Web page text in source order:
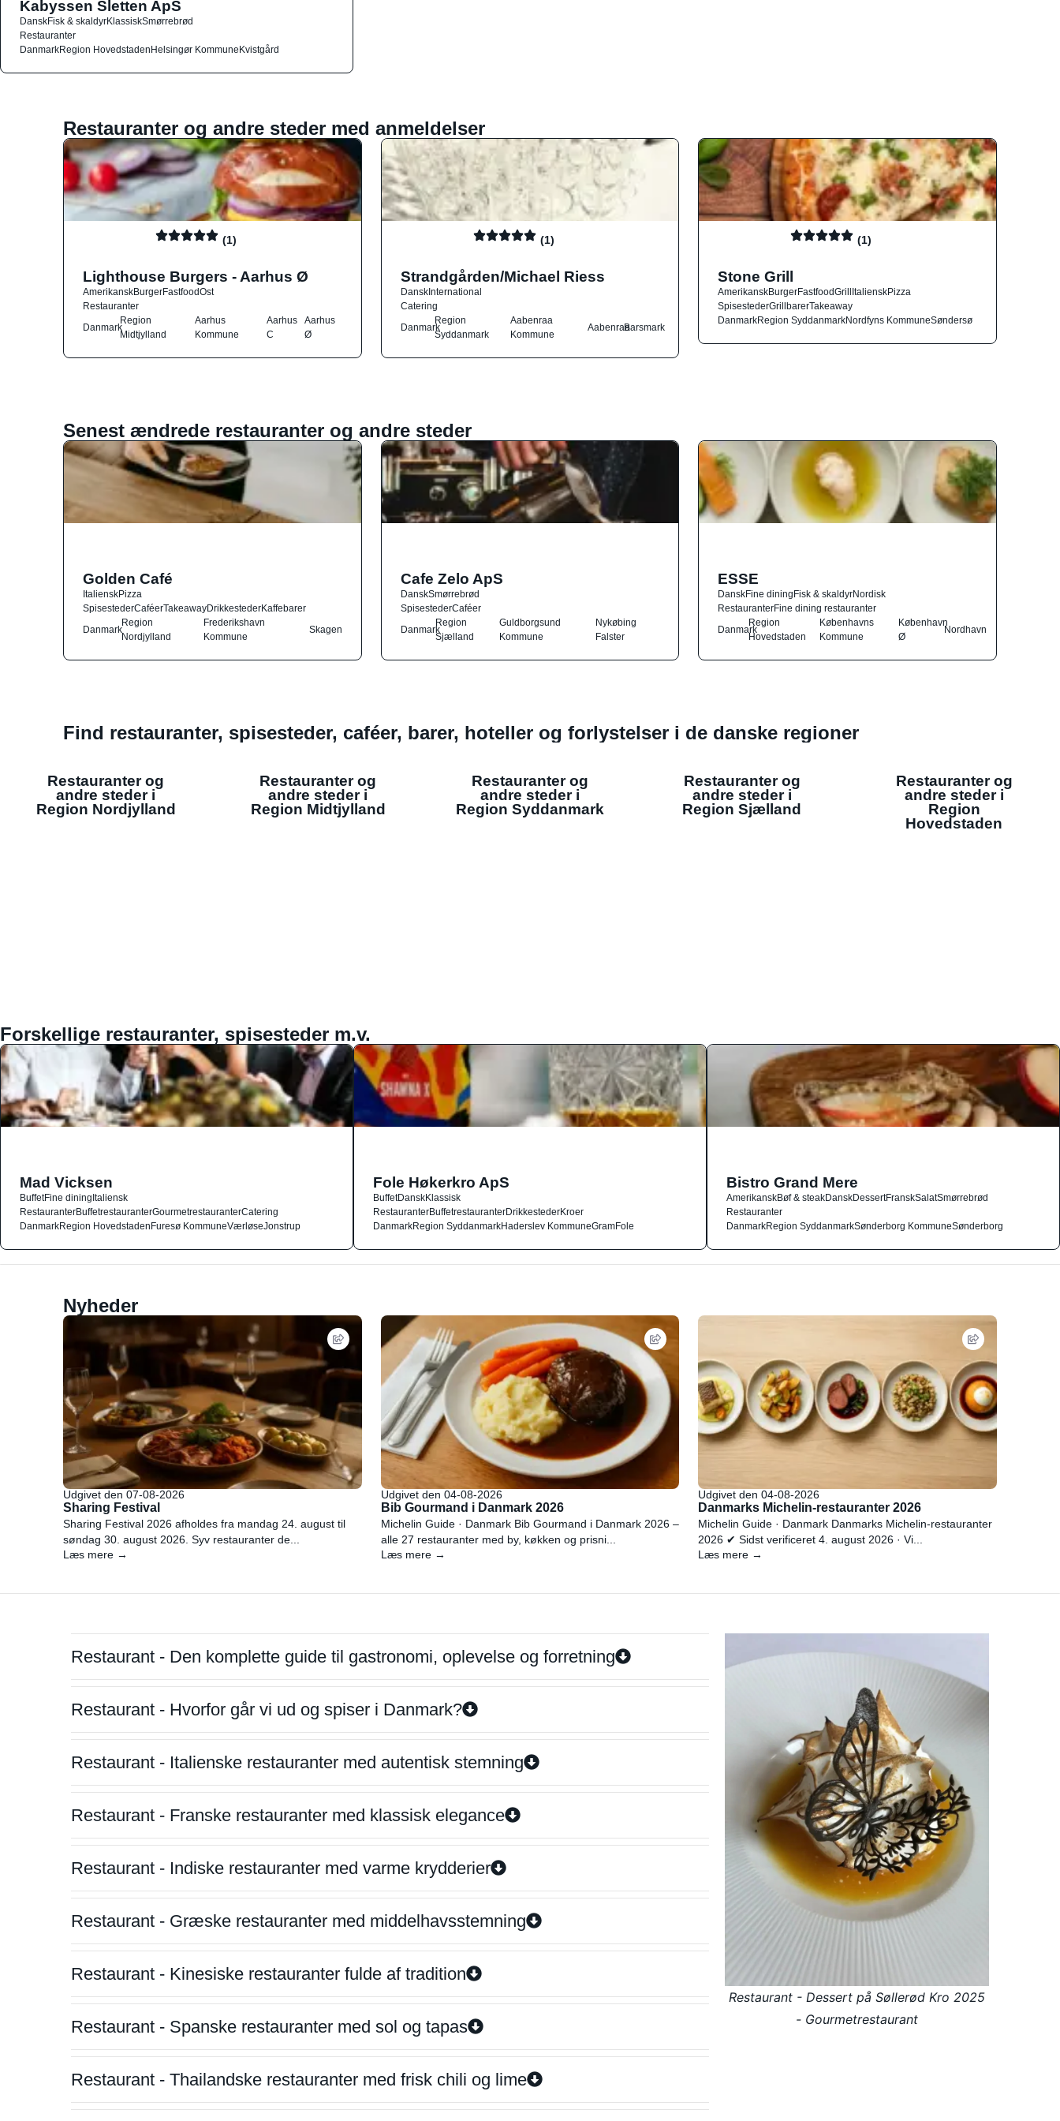
Kabyssen Sletten ApS
DanskFisk & skaldyrKlassiskSmørrebrød
Restauranter
DanmarkRegion HovedstadenHelsingør KommuneKvistgård
Restauranter og andre steder med anmeldelser
(1)
Lighthouse Burgers - Aarhus Ø
AmerikanskBurgerFastfoodOst
Restauranter
Danmark
Region
Midtjylland
Aarhus
Kommune
Aarhus
C
Aarhus
Ø
(1)
Strandgården/Michael Riess
DanskInternational
Catering
Danmark
Region
Syddanmark
Aabenraa
Kommune
AabenraaBarsmark
(1)
Stone Grill
AmerikanskBurgerFastfoodGrillItalienskPizza
SpisestederGrillbarerTakeaway
DanmarkRegion SyddanmarkNordfyns KommuneSøndersø
Senest ændrede restauranter og andre steder
Golden Café
ItalienskPizza
SpisestederCaféerTakeawayDrikkestederKaffebarer
Danmark
Region
Nordjylland
Frederikshavn
Kommune
Skagen
Cafe Zelo ApS
DanskSmørrebrød
SpisestederCaféer
Danmark
Region
Sjælland
Guldborgsund
Kommune
Nykøbing
Falster
ESSE
DanskFine diningFisk & skaldyrNordisk
RestauranterFine dining restauranter
Danmark
Region
Hovedstaden
Københavns
Kommune
København
Ø
Nordhavn
Find restauranter, spisesteder, caféer, barer, hoteller og forlystelser i de danske regioner
Restauranter og
andre steder i
Region Nordjylland
Restauranter og
andre steder i
Region Midtjylland
Restauranter og
andre steder i
Region Syddanmark
Restauranter og
andre steder i
Region Sjælland
Restauranter og
andre steder i
Region
Hovedstaden
Forskellige restauranter, spisesteder m.v.
Mad Vicksen
BuffetFine diningItaliensk
RestauranterBuffetrestauranterGourmetrestauranterCatering
DanmarkRegion HovedstadenFuresø KommuneVærløseJonstrup
Fole Høkerkro ApS
BuffetDanskKlassisk
RestauranterBuffetrestauranterDrikkestederKroer
DanmarkRegion SyddanmarkHaderslev KommuneGramFole
Bistro Grand Mere
AmerikanskBøf & steakDanskDessertFranskSalatSmørrebrød
Restauranter
DanmarkRegion SyddanmarkSønderborg KommuneSønderborg
Nyheder
Udgivet den 07-08-2026
Sharing Festival
Sharing Festival 2026 afholdes fra mandag 24. august til
søndag 30. august 2026. Syv restauranter de...
Læs mere →
Udgivet den 04-08-2026
Bib Gourmand i Danmark 2026
Michelin Guide · Danmark Bib Gourmand i Danmark 2026 –
alle 27 restauranter med by, køkken og prisni...
Læs mere →
Udgivet den 04-08-2026
Danmarks Michelin-restauranter 2026
Michelin Guide · Danmark Danmarks Michelin-restauranter
2026 ✔ Sidst verificeret 4. august 2026 · Vi...
Læs mere →
Restaurant - Den komplette guide til gastronomi, oplevelse og forretning
Restaurant - Hvorfor går vi ud og spiser i Danmark?
Restaurant - Italienske restauranter med autentisk stemning
Restaurant - Franske restauranter med klassisk elegance
Restaurant - Indiske restauranter med varme krydderier
Restaurant - Græske restauranter med middelhavsstemning
Restaurant - Kinesiske restauranter fulde af tradition
Restaurant - Spanske restauranter med sol og tapas
Restaurant - Thailandske restauranter med frisk chili og lime
Restaurant - Dessert på Søllerød Kro 2025
- Gourmetrestaurant